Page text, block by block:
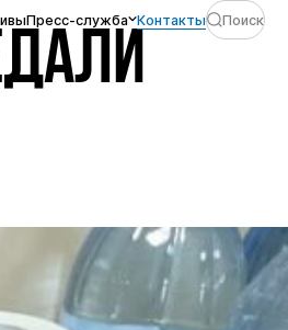
Пресс-служба Контакты Поиск